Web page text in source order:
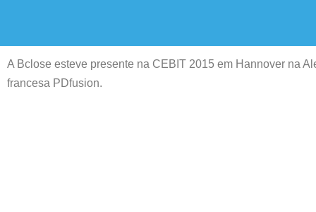
para
A Bclose esteve presente na CEBIT 2015 em Hannover na
francesa PDfusion.